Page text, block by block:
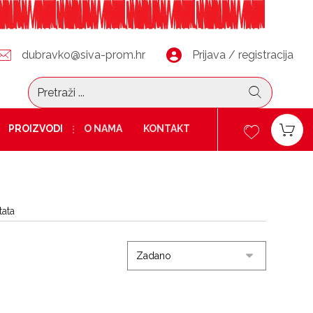
Prijava / registracija
dubravko@siva-prom.hr
PROIZVODI O NAMA KONTAKT